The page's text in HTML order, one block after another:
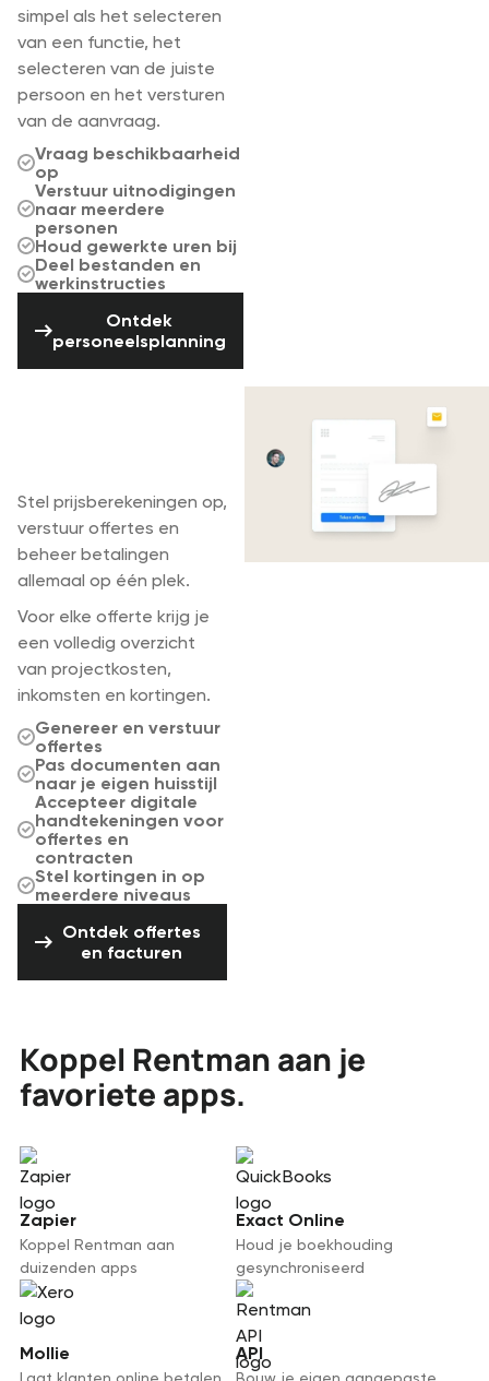
simpel als het selecteren
van een functie, het
selecteren van de juiste
persoon en het versturen
van de aanvraag.
Vraag beschikbaarheid
op
Verstuur uitnodigingen
naar meerdere
personen
Houd gewerkte uren bij
Deel bestanden en
werkinstructies
Ontdek
personeelsplanning
Stel prijsberekeningen op,
verstuur offertes en
beheer betalingen
allemaal op één plek.
Voor elke offerte krijg je
een volledig overzicht
van projectkosten,
inkomsten en kortingen.
Genereer en verstuur
offertes
Pas documenten aan
naar je eigen huisstijl
Accepteer digitale
handtekeningen voor
offertes en
contracten
Stel kortingen in op
meerdere niveaus
Ontdek offertes
en facturen
Koppel Rentman aan je
favoriete apps.
Zapier
Koppel Rentman aan
duizenden apps
Exact Online
Houd je boekhouding
gesynchroniseerd
Mollie API